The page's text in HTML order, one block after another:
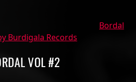
Bordal
Burdigala Records
VOL #2